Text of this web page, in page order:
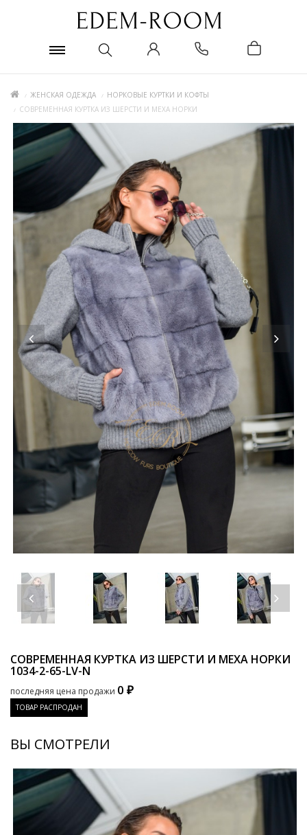
ЖЕНСКАЯ ОДЕЖДА
НОРКОВЫЕ КУРТКИ И КОФТЫ
СОВРЕМЕННАЯ КУРТКА ИЗ ШЕРСТИ И МЕХА НОРКИ
СОВРЕМЕННАЯ КУРТКА ИЗ ШЕРСТИ И МЕХА НОРКИ
1034-2-65-LV-N
последняя цена продажи 0 ₽
ТОВАР РАСПРОДАН
ВЫ СМОТРЕЛИ